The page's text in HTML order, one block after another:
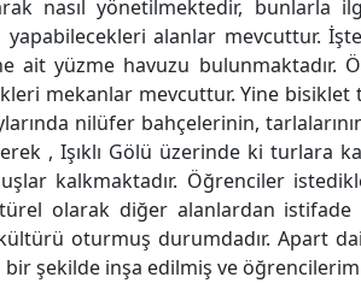
nasıl yönetilmektedir, bunlarla
alanlar mevcuttur.
ait yüzme havuzu bulunmaktadır.
mekanlar mevcuttur. Yine bisiklet
nilüfer bahçelerinin,
, Işıklı Gölü üzerinde ki turlara
kalkmaktadır. Öğrenciler
olarak diğer alanlardan istifade
oturmuş durumdadır. Apart
şekilde inşa edilmiş ve